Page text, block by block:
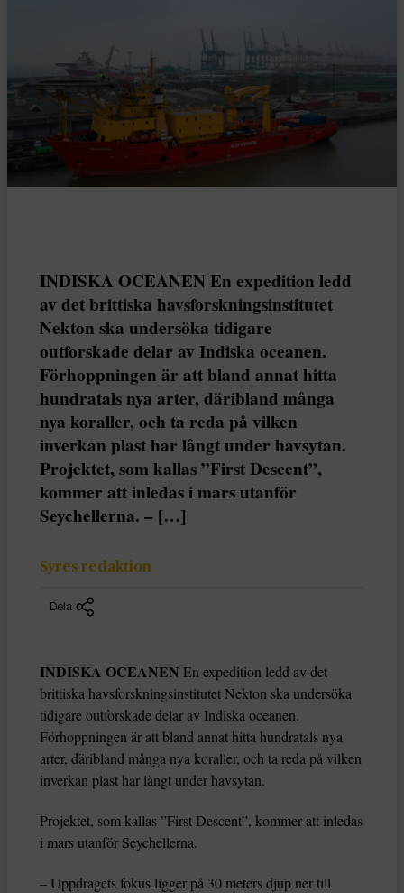
INDISKA OCEANEN En expedition ledd
av det brittiska havsforskningsinstitutet
Nekton ska undersöka tidigare
outforskade delar av Indiska oceanen.
Förhoppningen är att bland annat hitta
hundratals nya arter, däribland många
nya koraller, och ta reda på vilken
inverkan plast har långt under havsytan.
Projektet, som kallas ”First Descent”,
kommer att inledas i mars utanför
Seychellerna. – […]
Syres redaktion
Dela
INDISKA OCEANEN En expedition ledd av det
brittiska havsforskningsinstitutet Nekton ska undersöka
tidigare outforskade delar av Indiska oceanen.
Förhoppningen är att bland annat hitta hundratals nya
arter, däribland många nya koraller, och ta reda på vilken
inverkan plast har långt under havsytan.
Projektet, som kallas ”First Descent”, kommer att inledas
i mars utanför Seychellerna.
– Uppdragets fokus ligger på 30 meters djup ner till